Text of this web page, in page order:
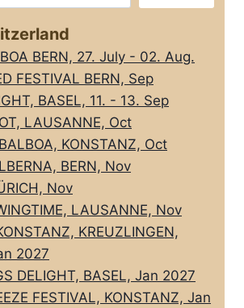
BERN, 27. July - 02. Aug.
FESTIVAL BERN, Sep
BASEL, 11. - 13. Sep
LAUSANNE, Oct
KONSTANZ, Oct
BERN, Nov
Nov
LAUSANNE, Nov
KREUZLINGEN,
2027
DELIGHT, BASEL, Jan 2027
FESTIVAL, KONSTANZ, Jan